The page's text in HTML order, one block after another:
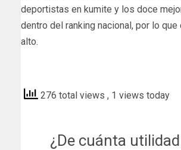
deportistas en kumite y los doce
dentro del ranking nacional, por lo
alto.
276 total views , 1 views today
¿De cuánta